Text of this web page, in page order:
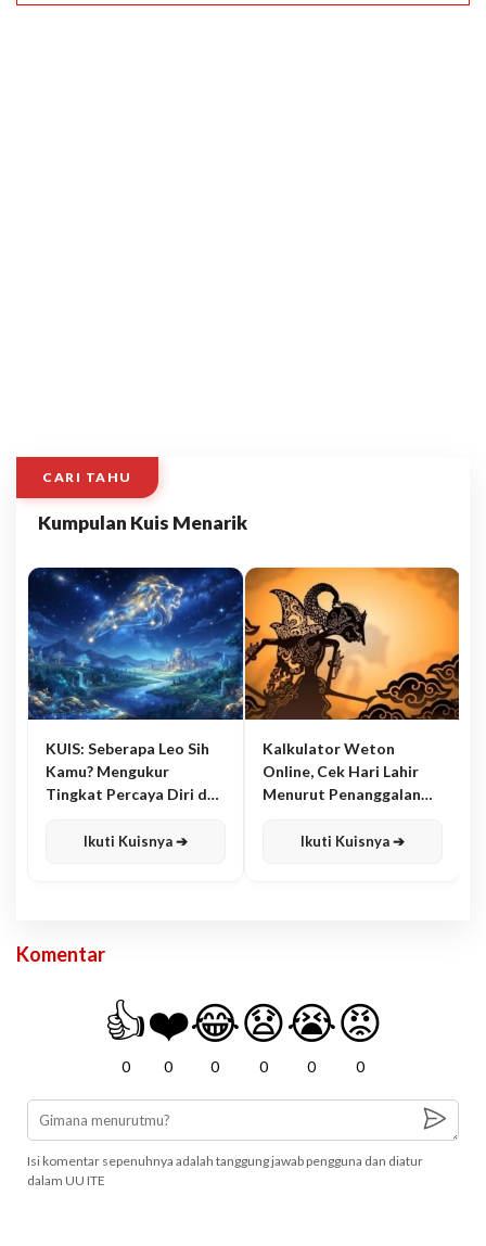
CARI TAHU
Kumpulan Kuis Menarik
KUIS: Seberapa Leo Sih
Kamu? Mengukur
Tingkat Percaya Diri dan
Ikuti Kuisnya ➔
Kalkulator Weton
Online, Cek Hari Lahir
Menurut Penanggalan
Ikuti Kuisnya ➔
Komentar
👍
0
❤️
0
😂
0
😧
0
😭
0
😡
0
Isi komentar sepenuhnya adalah tanggung jawab pengguna dan diatur
dalam UU ITE